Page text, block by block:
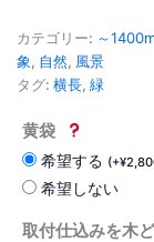
カテゴリー: ～
象, 自然, 風景
タグ: 横長, 緑
黄袋
希望する (+¥
希望しない
取付仕込みを木